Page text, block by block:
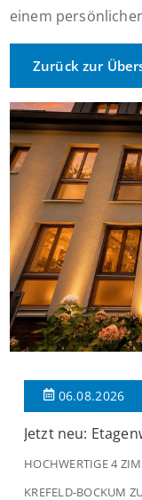
einem
Zurück zur
06.08.2026
Jetzt neu:
HOCHWERTIGE 4
KREFELD-BOCKUM